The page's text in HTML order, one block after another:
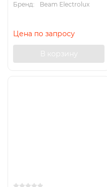
Бренд:
Beam Electrolux
Цена по запросу
В корзину